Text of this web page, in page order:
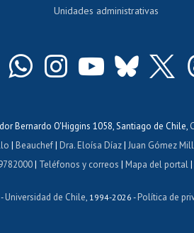
Unidades administrativas
Bernardo O'Higgins 1058, Santiago de Chile,
| Beauchef| Dra. Eloísa Díaz| Juan Gómez
| Teléfonos y correos |Mapa del portal|
-Universidad de Chile , 1994-2026 -Política de